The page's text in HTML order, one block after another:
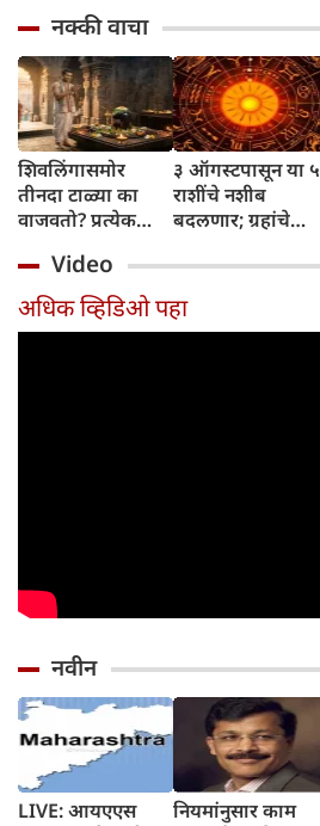
नक्की वाचा
शिवलिंगासमोर
तीनदा टाळ्या का
वाजवतो? प्रत्येक
जाणून घ्या
३ ऑगस्टपासून या ५
राशींचे नशीब
बदलणार; ग्रहांचे
संपतील आणि शुभ
दिवसांची सुरुवात
होईल
Video
अधिक व्हिडिओ पहा
नवीन
LIVE: आयएएस
नियमांनुसार काम